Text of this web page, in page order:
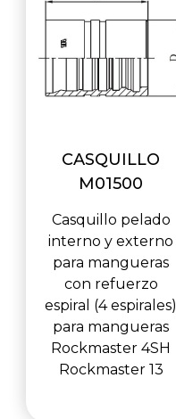
CASQUILLO
M01500
Casquillo pelado
interno y externo
para mangueras
con refuerzo
espiral (4 espirales)
para mangueras
Rockmaster 4SH
Rockmaster 13